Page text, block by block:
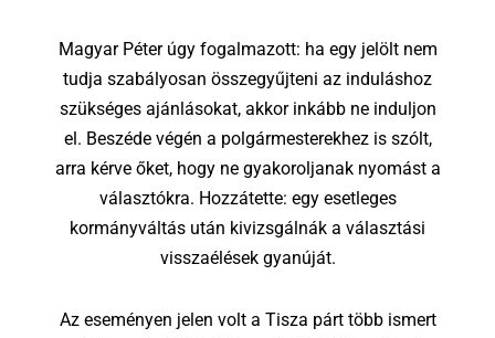
Magyar Péter úgy fogalmazott: ha egy jelölt nem
tudja szabályosan összegyűjteni az induláshoz
szükséges ajánlásokat, akkor inkább ne induljon
el. Beszéde végén a polgármesterekhez is szólt,
arra kérve őket, hogy ne gyakoroljanak nyomást a
választókra. Hozzátette: egy esetleges
kormányváltás után kivizsgálnák a választási
visszaélések gyanúját.
Az eseményen jelen volt a Tisza párt több ismert